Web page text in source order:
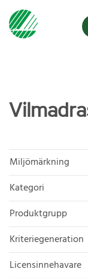
Miljömärkning
Kategori
Produktgrupp
Kriteriegeneration
Licensinnehavare